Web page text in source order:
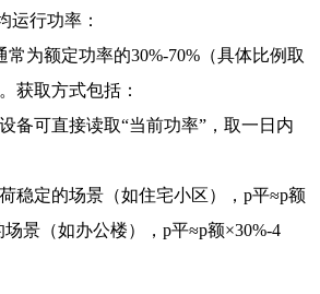
运行功率：
为额定功率的30%-70%（具体比例取
获取方式包括：
备可直接读取“当前功率”，取一日内
稳定的场景（如住宅小区），p平≈p额
景（如办公楼），p平≈p额×30%-4